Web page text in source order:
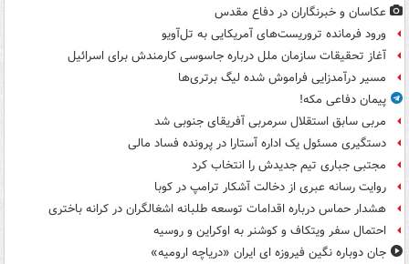
عکاسان و خبرنگاران در دفاع مقدس
ورود فرمانده تروریست‌های آمریکایی به تل‌آویو
آغاز تحقیقات سازمان ملل درباره جاسوسی کارمندش برای اسرائیل
مسیر درآمدزایی فراموش شده لیگ برتری‌ها
پیمان دفاعی مکه!
مربی سابق استقلال سرمربی آفریقای جنوبی شد
دستگیری مسئول یک اداره آستارا در پرونده فساد مالی
مجتبی جباری تیم جدیدش را انتخاب کرد
روایت رسانه عبری از دخالت آشکار ترامپ در کوبا
هشدار حماس درباره اقدامات توسعه طلبانه اشغالگران در کرانه باختری
احتمال سفر ویتکاف و کوشنر به اوکراین و روسیه
جان دوباره نگین فیروزه ای ایران «دریاچه ارومیه»